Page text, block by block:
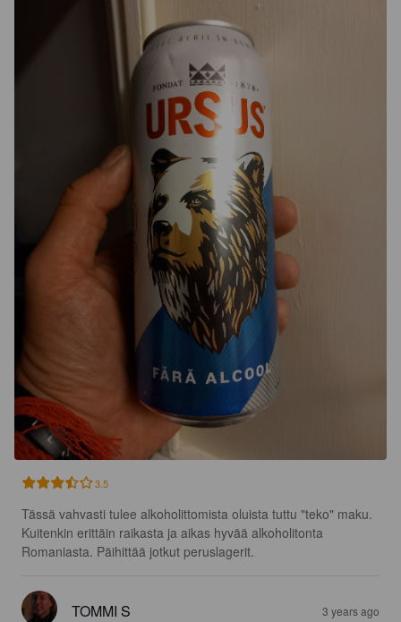
3.5
Tässä vahvasti tulee alkoholittomista oluista tuttu "teko" maku.
Kuitenkin erittäin raikasta ja aikas hyvää alkoholitonta
Romaniasta. Päihittää jotkut peruslagerit.
TOMMI S 3 years ago